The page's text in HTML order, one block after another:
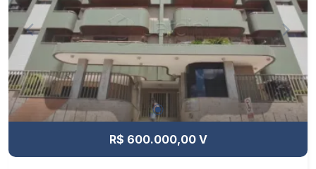
R$ 600.000,00 V